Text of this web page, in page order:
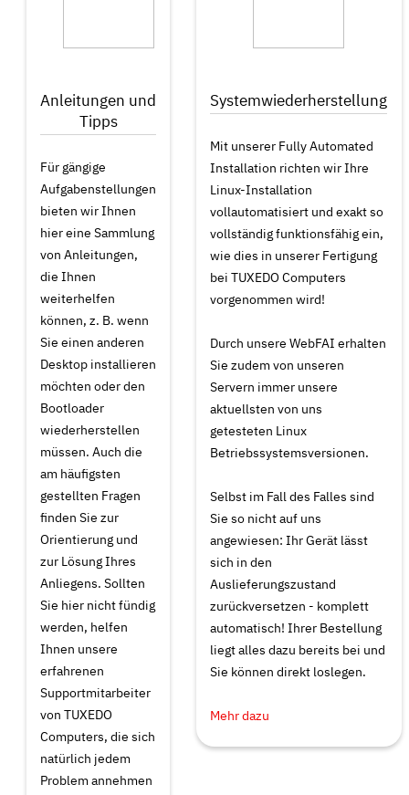
Anleitungen und
Tipps
Für gängige
Aufgabenstellungen
bieten wir Ihnen
hier eine Sammlung
von Anleitungen,
die Ihnen
weiterhelfen
können, z. B. wenn
Sie einen anderen
Desktop installieren
möchten oder den
Bootloader
wiederherstellen
müssen. Auch die
am häufigsten
gestellten Fragen
finden Sie zur
Orientierung und
zur Lösung Ihres
Anliegens. Sollten
Sie hier nicht fündig
werden, helfen
Ihnen unsere
erfahrenen
Supportmitarbeiter
von TUXEDO
Computers, die sich
natürlich jedem
Problem annehmen
Systemwiederherstellung
Mit unserer Fully Automated
Installation richten wir Ihre
Linux-Installation
vollautomatisiert und exakt so
vollständig funktionsfähig ein,
wie dies in unserer Fertigung
bei TUXEDO Computers
vorgenommen wird!
Durch unsere WebFAI erhalten
Sie zudem von unseren
Servern immer unsere
aktuellsten von uns
getesteten Linux
Betriebssystemsversionen.
Selbst im Fall des Falles sind
Sie so nicht auf uns
angewiesen: Ihr Gerät lässt
sich in den
Auslieferungszustand
zurückversetzen - komplett
automatisch! Ihrer Bestellung
liegt alles dazu bereits bei und
Sie können direkt loslegen.
Mehr dazu